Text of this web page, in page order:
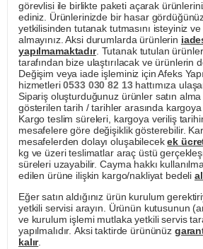
görevlisi ile birlikte paketi açarak
ediniz. Ürünlerinizde bir hasar
yetkilisinden tutanak tutmasını isteyiniz
almayınız. Aksi durumlarda ürünlerin
yapılmamaktadır. Tutanak tutulan
tarafından bize ulaştırılacak ve ürünlerin
Değişim veya iade işleminiz için Afeks
hizmetleri0533 030 82 13hattımıza
Sipariş oluşturduğunuz ürünler satın
gösterilen tarih / tarihler arasında
Kargo teslim süreleri, kargoya veriliş
mesafelere göre değişiklik gösterebilir.
mesafelerden dolayı oluşabilecekek
kg ve üzeri teslimatlar araç üstü
süreleri uzayabilir. Cayma hakkı
edilen ürüne ilişkin kargo/nakliyat bedeli
Eğer satın aldığınız ürün kurulum
yetkili servisi arayın. Ürünün kutusunun
ve kurulum işlemi mutlaka yetkili servis
yapılmalıdır. Aksi taktirde ürününüz
kalır.